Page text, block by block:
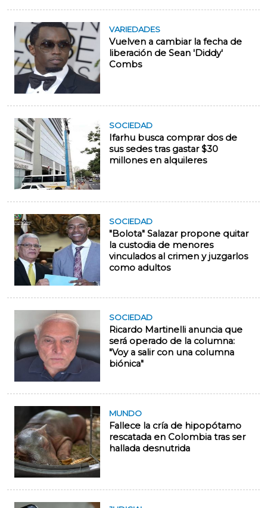
VARIEDADES
Vuelven a cambiar la fecha de
liberación de Sean 'Diddy'
Combs
SOCIEDAD
Ifarhu busca comprar dos de
sus sedes tras gastar $30
millones en alquileres
SOCIEDAD
"Bolota" Salazar propone quitar
la custodia de menores
vinculados al crimen y juzgarlos
como adultos
SOCIEDAD
Ricardo Martinelli anuncia que
será operado de la columna:
"Voy a salir con una columna
biónica"
MUNDO
Fallece la cría de hipopótamo
rescatada en Colombia tras ser
hallada desnutrida